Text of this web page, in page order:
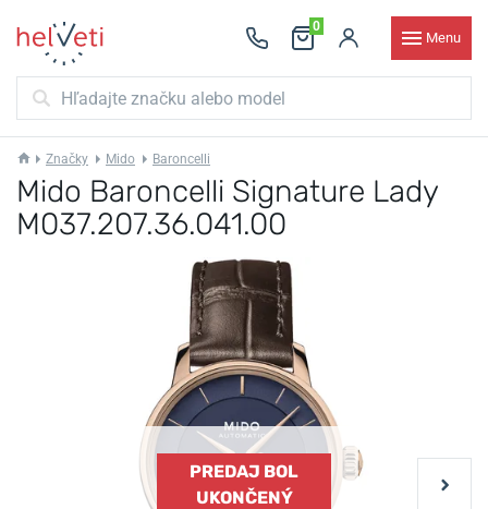
0
Menu
Značky Mido Baroncelli
Mido Baroncelli Signature Lady
M037.207.36.041.00
PREDAJ BOL
UKONČENÝ